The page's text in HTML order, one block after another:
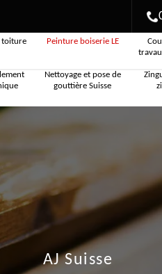
toiture
Peinture boiserie LE
Nettoyage et pose de
gouttière Suisse
AJ Suisse